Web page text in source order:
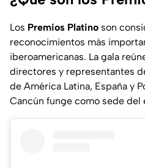
Los Premios Platino son
reconocimientos más
iberoamericanas. La gala
directores y representantes
de América Latina, España y
Cancún funge como sede